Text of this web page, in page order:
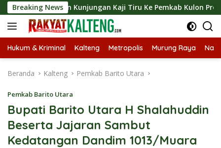
Langsung
ke
konten
Breaking News
Kunjungan Kaji Tiru Ke Pemkab Kulon Progo
Hukum & Kriminal Kalteng Metropolis Murung Raya
Beranda Kalteng Pemkab Barito Utara
Pemkab Barito Utara
Bupati Barito Utara H Shalahuddin
Beserta Jajaran Sambut
Kedatangan Dandim 1013/Muara